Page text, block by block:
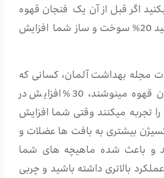
اگر قبل از آن یک فنجان قهوه
نوش جان کرده باشید 20% سوخت و ساز شما افزایش
مجله بهداشت آلمان، کسانی که
در طول روز 3 فنجان قهوه مینوشند، 30% افزایش در
تجربه میکنند وقتی شما افزایش
بیشتری به بافت ها عضلات و
و باعث شده ماهیچه های شما
بالاتری داشته باشید و چربی